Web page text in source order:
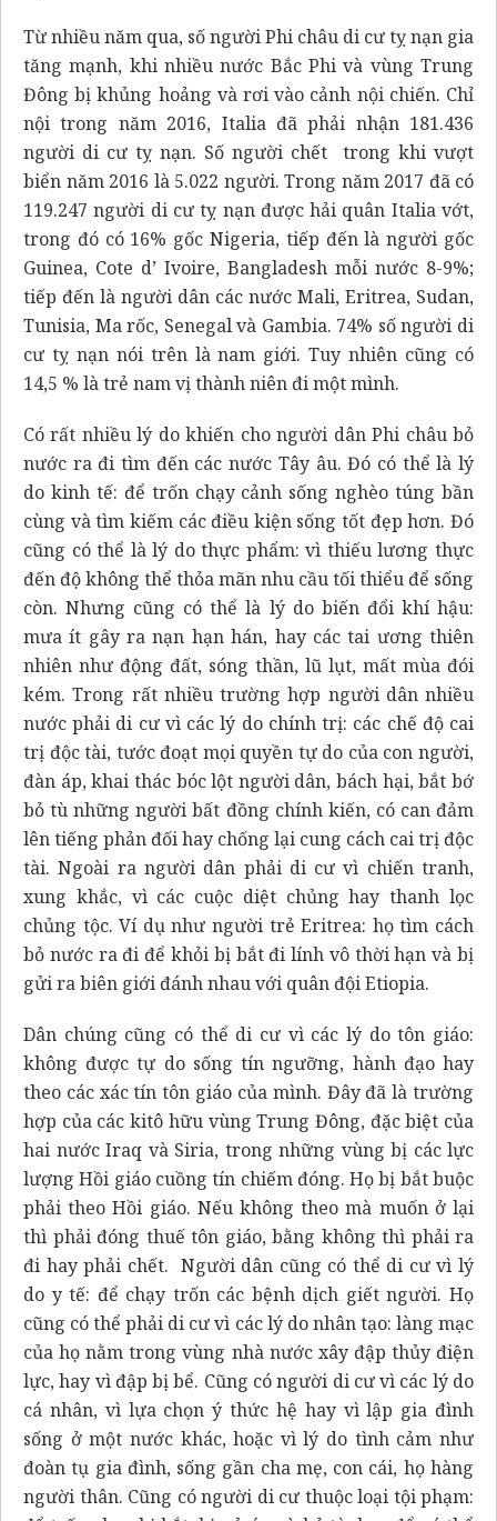
Từ nhiều năm qua, số người Phi châu di cư tỵ nạn gia
tăng mạnh, khi nhiều nước Bắc Phi và vùng Trung
Đông bị khủng hoảng và rơi vào cảnh nội chiến. Chỉ
nội trong năm 2016, Italia đã phải nhận 181.436
người di cư tỵ nạn. Số người chết trong khi vượt
biển năm 2016 là 5.022 người. Trong năm 2017 đã có
119.247 người di cư tỵ nạn được hải quân Italia vớt,
trong đó có 16% gốc Nigeria, tiếp đến là người gốc
Guinea, Cote d’ Ivoire, Bangladesh mỗi nước 8-9%;
tiếp đến là người dân các nước Mali, Eritrea, Sudan,
Tunisia, Ma rốc, Senegal và Gambia. 74% số người di
cư tỵ nạn nói trên là nam giới. Tuy nhiên cũng có
14,5 % là trẻ nam vị thành niên đi một mình.
Có rất nhiều lý do khiến cho người dân Phi châu bỏ
nước ra đi tìm đến các nước Tây âu. Đó có thể là lý
do kinh tế: để trốn chạy cảnh sống nghèo túng bần
cùng và tìm kiếm các điều kiện sống tốt đẹp hơn. Đó
cũng có thể là lý do thực phẩm: vì thiếu lương thực
đến độ không thể thỏa mãn nhu cầu tối thiểu để sống
còn. Nhưng cũng có thể là lý do biến đổi khí hậu:
mưa ít gây ra nạn hạn hán, hay các tai ương thiên
nhiên như động đất, sóng thần, lũ lụt, mất mùa đói
kém. Trong rất nhiều trường hợp người dân nhiều
nước phải di cư vì các lý do chính trị: các chế độ cai
trị độc tài, tước đoạt mọi quyền tự do của con người,
đàn áp, khai thác bóc lột người dân, bách hại, bắt bớ
bỏ tù những người bất đồng chính kiến, có can đảm
lên tiếng phản đối hay chống lại cung cách cai trị độc
tài. Ngoài ra người dân phải di cư vì chiến tranh,
xung khắc, vì các cuộc diệt chủng hay thanh lọc
chủng tộc. Ví dụ như người trẻ Eritrea: họ tìm cách
bỏ nước ra đi để khỏi bị bắt đi lính vô thời hạn và bị
gửi ra biên giới đánh nhau với quân đội Etiopia.
Dân chúng cũng có thể di cư vì các lý do tôn giáo:
không được tự do sống tín ngưỡng, hành đạo hay
theo các xác tín tôn giáo của mình. Đây đã là trường
hợp của các kitô hữu vùng Trung Đông, đặc biệt của
hai nước Iraq và Siria, trong những vùng bị các lực
lượng Hồi giáo cuồng tín chiếm đóng. Họ bị bắt buộc
phải theo Hồi giáo. Nếu không theo mà muốn ở lại
thì phải đóng thuế tôn giáo, bằng không thì phải ra
đi hay phải chết. Người dân cũng có thể di cư vì lý
do y tế: để chạy trốn các bệnh dịch giết người. Họ
cũng có thể phải di cư vì các lý do nhân tạo: làng mạc
của họ nằm trong vùng nhà nước xây đập thủy điện
lực, hay vì đập bị bể. Cũng có người di cư vì các lý do
cá nhân, vì lựa chọn ý thức hệ hay vì lập gia đình
sống ở một nước khác, hoặc vì lý do tình cảm như
đoàn tụ gia đình, sống gần cha mẹ, con cái, họ hàng
người thân. Cũng có người di cư thuộc loại tội phạm: